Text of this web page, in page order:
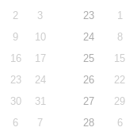
2
3
9
10
16
17
23
24
30
31
6 7
23
1
24
8
25
15
26
22
27
29
28
6